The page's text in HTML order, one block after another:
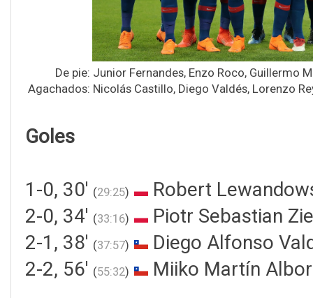
De pie: Junior Fernandes, Enzo Roco, Guillermo
Agachados: Nicolás Castillo, Diego Valdés, Lorenzo
Goles
1-0, 30' (29:25)
Robert
2-0, 34' (33:16)
Piotr Sebastian
2-1, 38' (37:57)
Diego Alfonso
2-2, 56' (55:32) Miiko Martín